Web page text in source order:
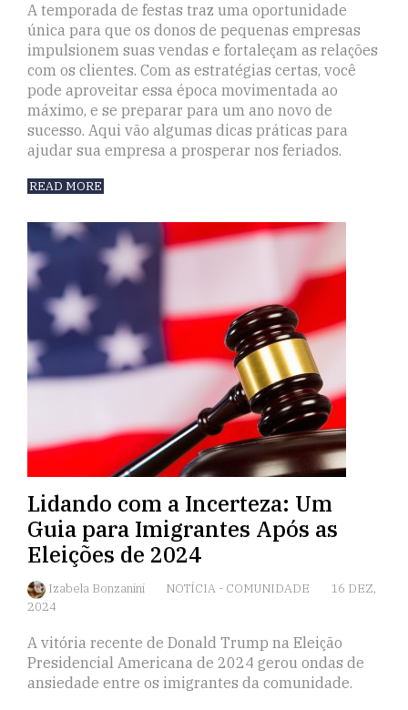
A temporada de festas traz uma oportunidade
única para que os donos de pequenas empresas
impulsionem suas vendas e fortaleçam as relações
com os clientes. Com as estratégias certas, você
pode aproveitar essa época movimentada ao
máximo, e se preparar para um ano novo de
sucesso. Aqui vão algumas dicas práticas para
ajudar sua empresa a prosperar nos feriados.
READ MORE
Lidando com a Incerteza: Um
Guia para Imigrantes Após as
Eleições de 2024
Izabela Bonzanini NOTÍCIA - COMUNIDADE
16 DEZ,
2024
A vitória recente de Donald Trump na Eleição
Presidencial Americana de 2024 gerou ondas de
ansiedade entre os imigrantes da comunidade.